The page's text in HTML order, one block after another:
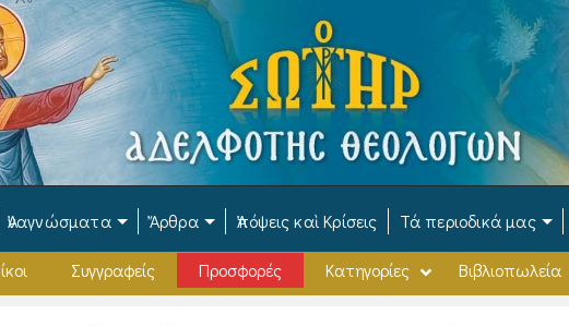
Ἀναγνώσματα Ἄρθρα Ἀπόψεις καὶ Κρίσεις Τά περιοδικά μας
Συγγραφείς Προσφορές Κατηγορίες Βιβλιοπωλεία